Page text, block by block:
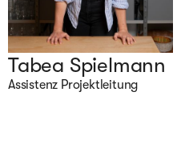
Tabea Spielmann
Assistenz Projektleitung